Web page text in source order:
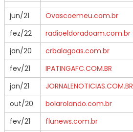
jun/21 Ovascoemeu.com.br
fez/22
radioeldoradoam.com.br
jan/20
crbalagoas.com.br
fev/21
IPATINGAFC.COM.BR
jan/21
JORNALENOTICIAS.COM.BR
out/20
bolarolando.com.br
fev/21
flunews.com.br